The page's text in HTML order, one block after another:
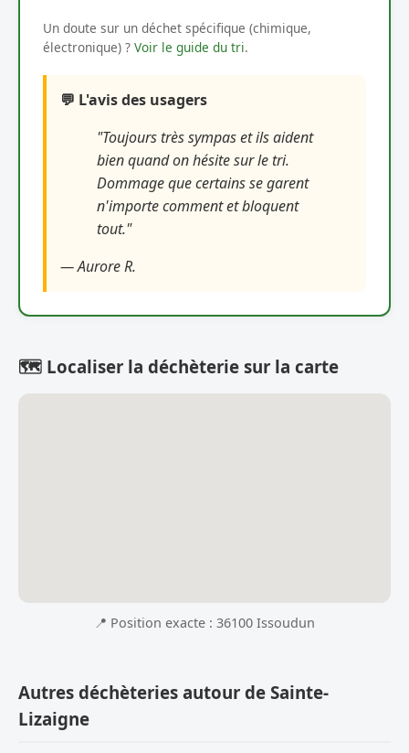
Un doute sur un déchet spécifique (chimique,
électronique) ? Voir le guide du tri.
💬 L'avis des usagers
"Toujours très sympas et ils aident
bien quand on hésite sur le tri.
Dommage que certains se garent
n'importe comment et bloquent
tout."
— Aurore R.
🗺️ Localiser la déchèterie sur la carte
📍 Position exacte : 36100 Issoudun
Autres déchèteries autour de Sainte-
Lizaigne